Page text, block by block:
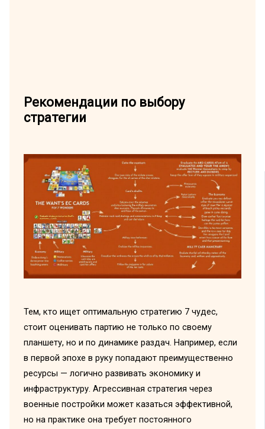
Рекомендации по выбору
стратегии
Тем, кто ищет оптимальную стратегию 7 чудес,
стоит оценивать партию не только по своему
планшету, но и по динамике раздач. Например, если
в первой эпохе в руку попадают преимущественно
ресурсы — логично развивать экономику и
инфраструктуру. Агрессивная стратегия через
военные постройки может казаться эффективной,
но на практике она требует постоянного